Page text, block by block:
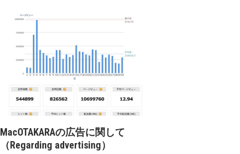
MacOTAKARAの広告に関して
（Regarding advertising）